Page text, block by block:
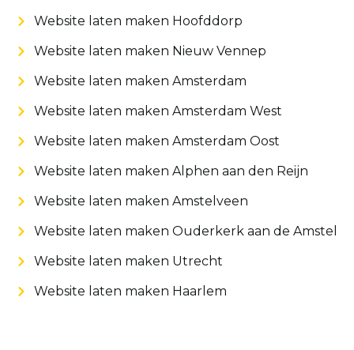
Website laten maken Hoofddorp
Website laten maken Nieuw Vennep
Website laten maken Amsterdam
Website laten maken Amsterdam West
Website laten maken Amsterdam Oost
Website laten maken Alphen aan den Reijn
Website laten maken Amstelveen
Website laten maken Ouderkerk aan de Amstel
Website laten maken Utrecht
Website laten maken Haarlem